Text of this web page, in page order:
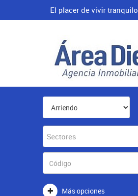
El placer de vivir tranquilo
Sectores
Más opciones